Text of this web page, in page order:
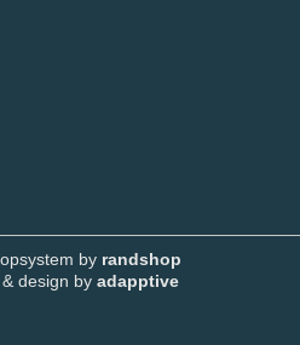
by randshop
design by adapptive